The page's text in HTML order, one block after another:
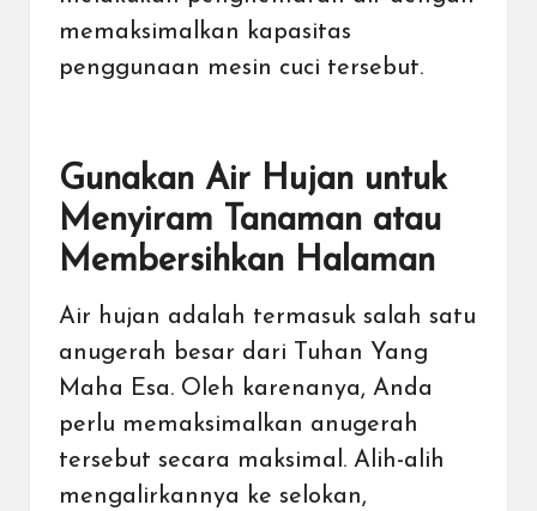
memaksimalkan kapasitas
penggunaan mesin cuci tersebut.
Gunakan Air Hujan untuk
Menyiram Tanaman atau
Membersihkan Halaman
Air hujan adalah termasuk salah satu
anugerah besar dari Tuhan Yang
Maha Esa. Oleh karenanya, Anda
perlu memaksimalkan anugerah
tersebut secara maksimal. Alih-alih
mengalirkannya ke selokan,